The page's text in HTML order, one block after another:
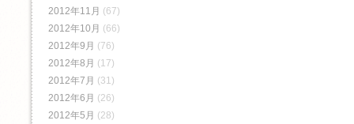
2012年11月 (67)
2012年10月 (66)
2012年9月 (76)
2012年8月 (17)
2012年7月 (31)
2012年6月 (26)
2012年5月 (28)